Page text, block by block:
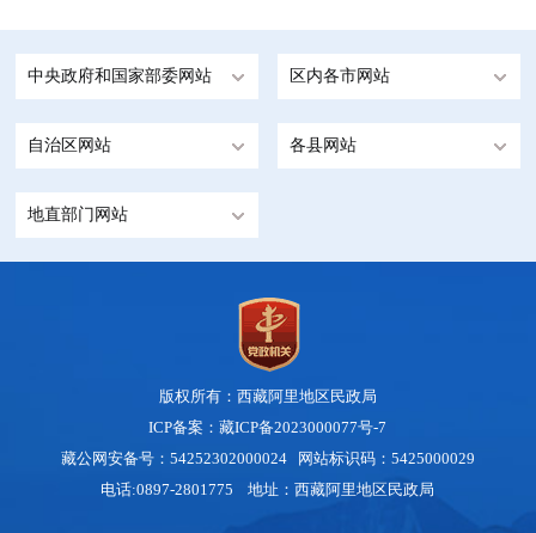
中央政府和国家部委网站 区内各市网站
自治区网站 各县网站
地直部门网站
版权所有：西藏阿里地区民政局
ICP备案：藏ICP备2023000077号-7
藏公网安备号：54252302000024网站标识码：5425000029
电话:0897-2801775 地址：西藏阿里地区民政局